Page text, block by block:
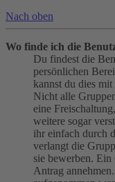
Nach oben
Wo finde ich die
Du findest die
persönlichen
kannst du dies
Nicht alle
eine
weitere sogar
ihr einfach durch
verlangt die
sie bewerben. Ein
Antrag